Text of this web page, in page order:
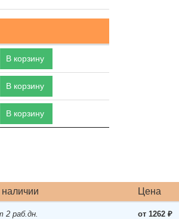
В корзину
В корзину
В корзину
наличии Цена
2 раб.дн. от 1262 ₽